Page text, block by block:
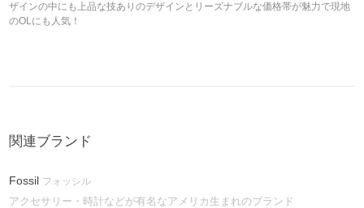
ザインの中にも上品な技ありのデザインとリーズナブルな価格帯が魅力で現地
のOLにも人気！
関連ブランド
Fossil フォッシル
アクセサリー・時計などが有名なアメリカ生まれのブランド